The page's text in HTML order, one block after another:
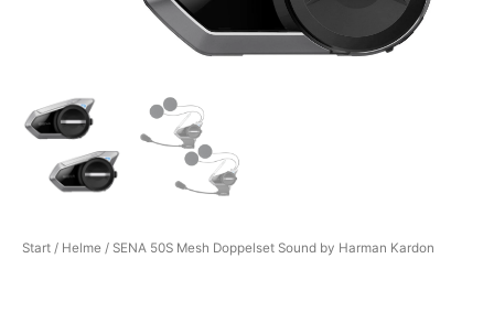
Start / Helme / SENA 50S Mesh Doppelset Sound by Harman Kardon